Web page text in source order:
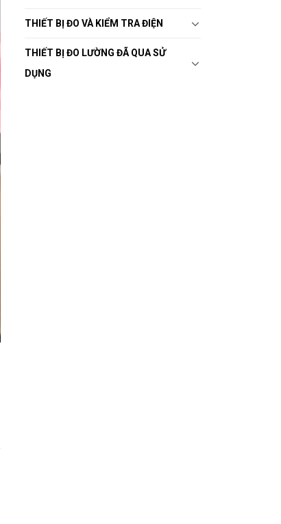
THIẾT BỊ ĐO VÀ KIỂM TRA ĐIỆN
THIẾT BỊ ĐO LƯỜNG ĐÃ QUA SỬ
DỤNG